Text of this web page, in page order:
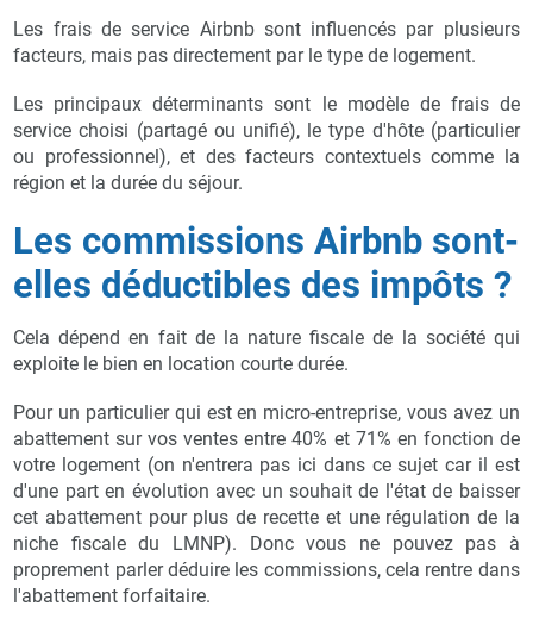
Les frais de service Airbnb sont influencés par plusieurs
facteurs, mais pas directement par le type de logement.
Les principaux déterminants sont le modèle de frais de
service choisi (partagé ou unifié), le type d'hôte (particulier
ou professionnel), et des facteurs contextuels comme la
région et la durée du séjour.
Les commissions Airbnb sont-
elles déductibles des impôts ?
Cela dépend en fait de la nature fiscale de la société qui
exploite le bien en location courte durée.
Pour un particulier qui est en micro-entreprise, vous avez un
abattement sur vos ventes entre 40% et 71% en fonction de
votre logement (on n'entrera pas ici dans ce sujet car il est
d'une part en évolution avec un souhait de l'état de baisser
cet abattement pour plus de recette et une régulation de la
niche fiscale du LMNP). Donc vous ne pouvez pas à
proprement parler déduire les commissions, cela rentre dans
l'abattement forfaitaire.